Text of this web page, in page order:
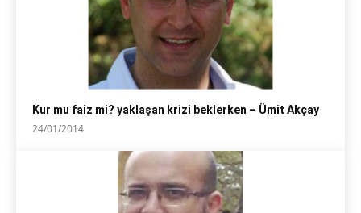
Kur mu faiz mi? yaklaşan krizi beklerken – Ümit Akçay
24/01/2014